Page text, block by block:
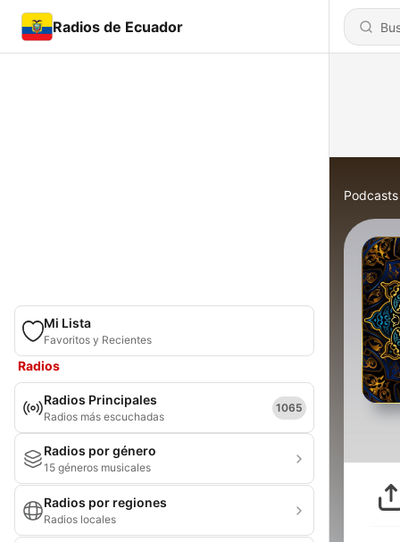
Radios de Ecuador
Mi Lista
Favoritos y Recientes
Radios
Radios Principales
Radios más escuchadas
1065
Radios por género
15 géneros musicales
Radios por regiones
Radios locales
Podcasts